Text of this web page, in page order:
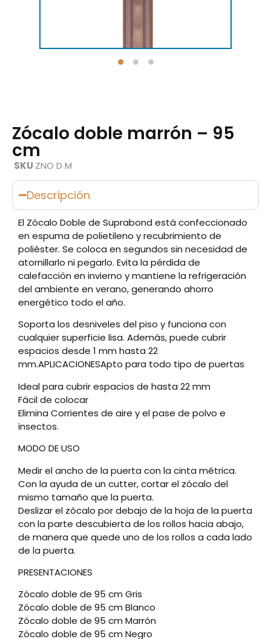
Zócalo doble marrón – 95
cm
SKU ZNO D M
Descripción
El Zócalo Doble de Suprabond está confeccionado
en espuma de polietileno y recubrimiento de
poliéster. Se coloca en segundos sin necesidad de
atornillarlo ni pegarlo. Evita la pérdida de
calefacción en invierno y mantiene la refrigeración
del ambiente en verano, generando ahorro
energético todo el año.
Soporta los desniveles del piso y funciona con
cualquier superficie lisa. Además, puede cubrir
espacios desde 1 mm hasta 22
mm.APLICACIONESApto para todo tipo de puertas
Ideal para cubrir espacios de hasta 22 mm
Fácil de colocar
Elimina Corrientes de aire y el pase de polvo e
insectos.
MODO DE USO
Medir el ancho de la puerta con la cinta métrica.
Con la ayuda de un cutter, cortar el zócalo del
mismo tamaño que la puerta.
Deslizar el zócalo por debajo de la hoja de la puerta
con la parte descubierta de los rollos hacia abajo,
de manera que quede uno de los rollos a cada lado
de la puerta.
PRESENTACIONES
Zócalo doble de 95 cm Gris
Zócalo doble de 95 cm Blanco
Zócalo doble de 95 cm Marrón
Zócalo doble de 95 cm Negro